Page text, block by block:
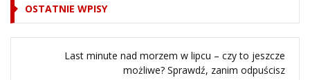
OSTATNIE WPISY
Last minute nad morzem w lipcu – czy to jeszcze
możliwe? Sprawdź, zanim odpuścisz